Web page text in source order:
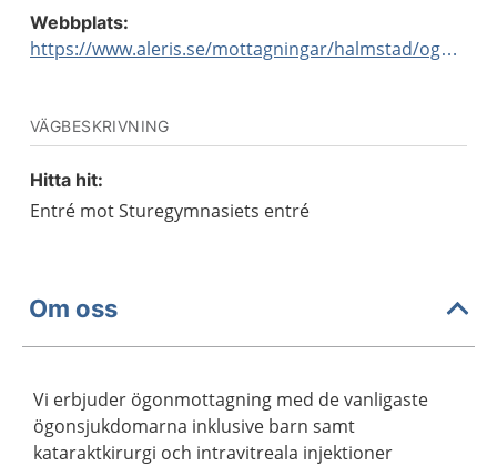
Webbplats:
https://www.aleris.se/mottagningar/halmstad/ogon/
VÄGBESKRIVNING
Hitta hit:
Entré mot Sturegymnasiets entré
Om oss
Vi erbjuder ögonmottagning med de vanligaste
ögonsjukdomarna inklusive barn samt
kataraktkirurgi och intravitreala injektioner